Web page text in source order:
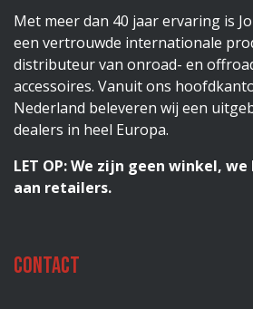
Met meer dan 40 jaar ervaring is
een vertrouwde internationale
distributeur van onroad- en
accessoires. Vanuit ons
Nederland beleveren wij een
dealers in heel Europa.
LET OP: We zijn geen winkel,
aan retailers.
Contact